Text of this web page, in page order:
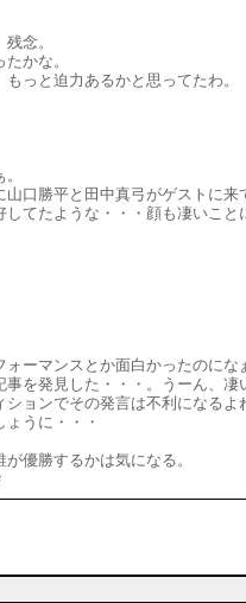
念。
かな。
っと迫力あるかと思ってたわ。
口勝平と田中真弓がゲストに来
てたような・・・顔も凄いこと
ーマンスとか面白かったのにな
を発見した・・・。うーん、凄
ョンでその発言は不利になるよ
うに・・・
優勝するかは気になる。